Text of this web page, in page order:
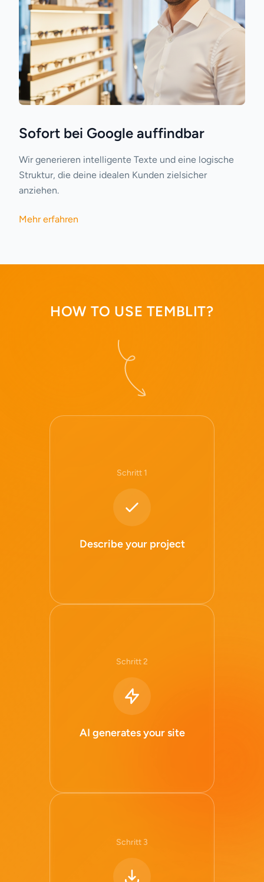
Sofort bei Google auffindbar
Wir generieren intelligente Texte und eine logische
Struktur, die deine idealen Kunden zielsicher
anziehen.
Mehr erfahren
HOW TO USE TEMBLIT?
Schritt 1
Describe your project
Schritt 2
AI generates your site
Schritt 3